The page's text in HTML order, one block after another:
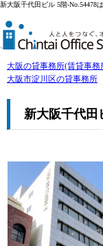
新大阪千代田ビル 5階-No.54478
大阪の貸事務所(賃貸事務
大阪市淀川区の貸事務所
新大阪千代田